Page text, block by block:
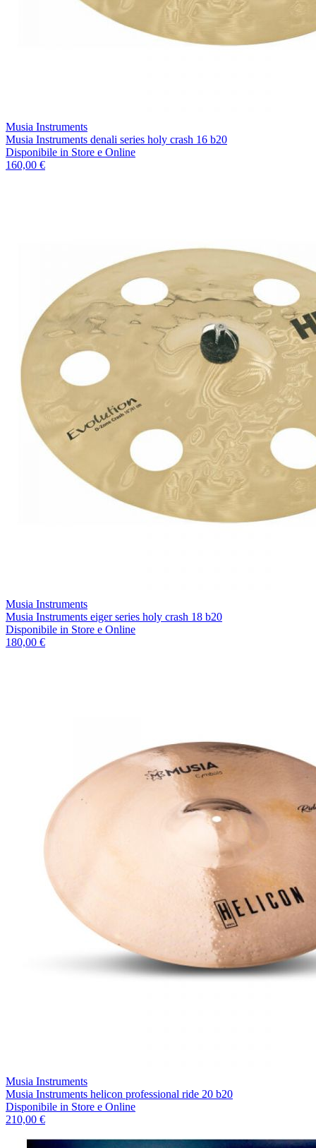
Musia Instruments
Musia Instruments denali series holy crash 16 b20
Disponibile in Store e Online
160,00 €
Musia Instruments
Musia Instruments eiger series holy crash 18 b20
Disponibile in Store e Online
180,00 €
Musia Instruments
Musia Instruments helicon professional ride 20 b20
Disponibile in Store e Online
210,00 €